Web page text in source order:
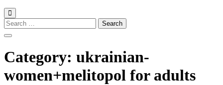
Search
for:
Category: ukrainian-
women+melitopol for adults